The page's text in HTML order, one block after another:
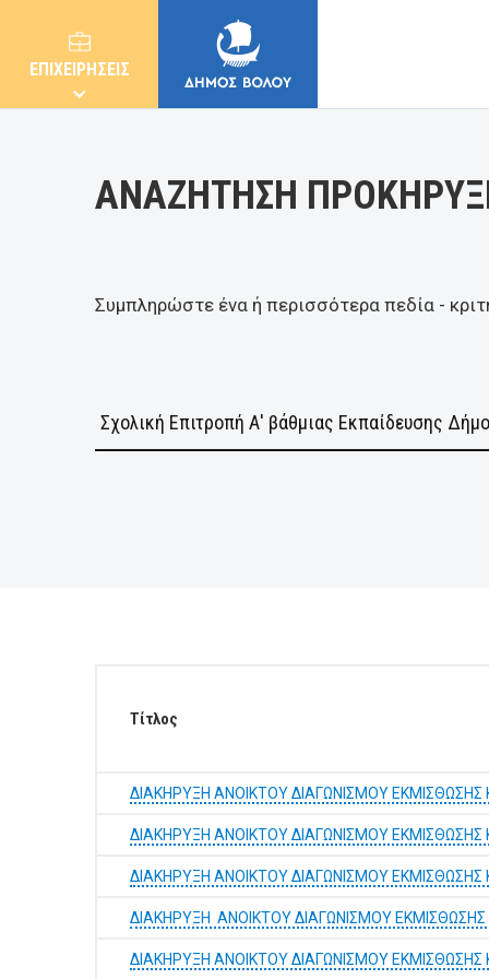
ΕΠΙΧΕΙΡΗΣΕΙΣ
E-ΥΠΗΡΕΣΙΕΣ
ΑΝΑΖΗΤΗΣΗ
Συμπληρώστε ένα ή περισσότερα πεδία -
Τίτλος
ΔΙΑΚΗΡΥΞΗ ΑΝΟΙΚΤΟΥ ΔΙΑΓΩΝΙΣΜΟΥ
ΔΙΑΚΗΡΥΞΗ ΑΝΟΙΚΤΟΥ ΔΙΑΓΩΝΙΣΜΟΥ
ΔΙΑΚΗΡΥΞΗ ΑΝΟΙΚΤΟΥ ΔΙΑΓΩΝΙΣΜΟΥ
ΔΙΑΚΗΡΥΞΗ ΑΝΟΙΚΤΟΥ ΔΙΑΓΩΝΙΣΜΟΥ ΕΚΜΙΣΘΩΣΗΣ
ΔΙΑΚΗΡΥΞΗ ΑΝΟΙΚΤΟΥ ΔΙΑΓΩΝΙΣΜΟΥ